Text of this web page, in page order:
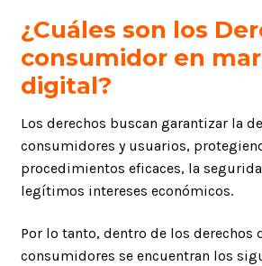
¿Cuáles son los
consumidor en
digital?
Los derechos buscan garantizar la
consumidores y usuarios,
procedimientos eficaces, la
legítimos intereses económicos.
Por lo tanto, dentro de los derechos
consumidores se encuentran los